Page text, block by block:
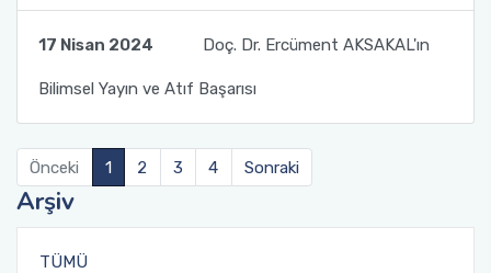
17 Nisan 2024 Doç. Dr. Ercüment AKSAKAL'ın
Bilimsel Yayın ve Atıf Başarısı
Önceki 1 2 3 4 Sonraki
Arşiv
TÜMÜ